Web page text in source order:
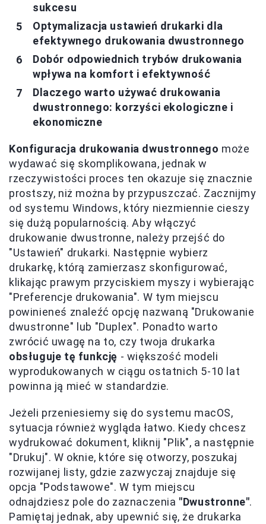
sukcesu
Optymalizacja ustawień drukarki dla
efektywnego drukowania dwustronnego
Dobór odpowiednich trybów drukowania
wpływa na komfort i efektywność
Dlaczego warto używać drukowania
dwustronnego: korzyści ekologiczne i
ekonomiczne
Konfiguracja drukowania dwustronnego może
wydawać się skomplikowana, jednak w
rzeczywistości proces ten okazuje się znacznie
prostszy, niż można by przypuszczać. Zacznijmy
od systemu Windows, który niezmiennie cieszy
się dużą popularnością. Aby włączyć
drukowanie dwustronne, należy przejść do
"Ustawień" drukarki. Następnie wybierz
drukarkę, którą zamierzasz skonfigurować,
klikając prawym przyciskiem myszy i wybierając
"Preferencje drukowania". W tym miejscu
powinieneś znaleźć opcję nazwaną "Drukowanie
dwustronne" lub "Duplex". Ponadto warto
zwrócić uwagę na to, czy twoja drukarka
obsługuje tę funkcję - większość modeli
wyprodukowanych w ciągu ostatnich 5-10 lat
powinna ją mieć w standardzie.
Jeżeli przeniesiemy się do systemu macOS,
sytuacja również wygląda łatwo. Kiedy chcesz
wydrukować dokument, kliknij "Plik", a następnie
"Drukuj". W oknie, które się otworzy, poszukaj
rozwijanej listy, gdzie zazwyczaj znajduje się
opcja "Podstawowe". W tym miejscu
odnajdziesz pole do zaznaczenia "Dwustronne".
Pamiętaj jednak, aby upewnić się, że drukarka